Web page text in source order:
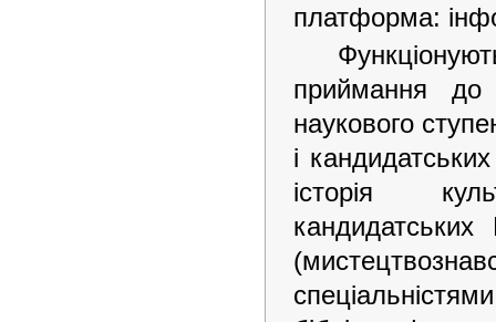
платформа:
приймання до
наукового
і
історія